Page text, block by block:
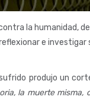
la humanidad,
e
produjo un
la muerte